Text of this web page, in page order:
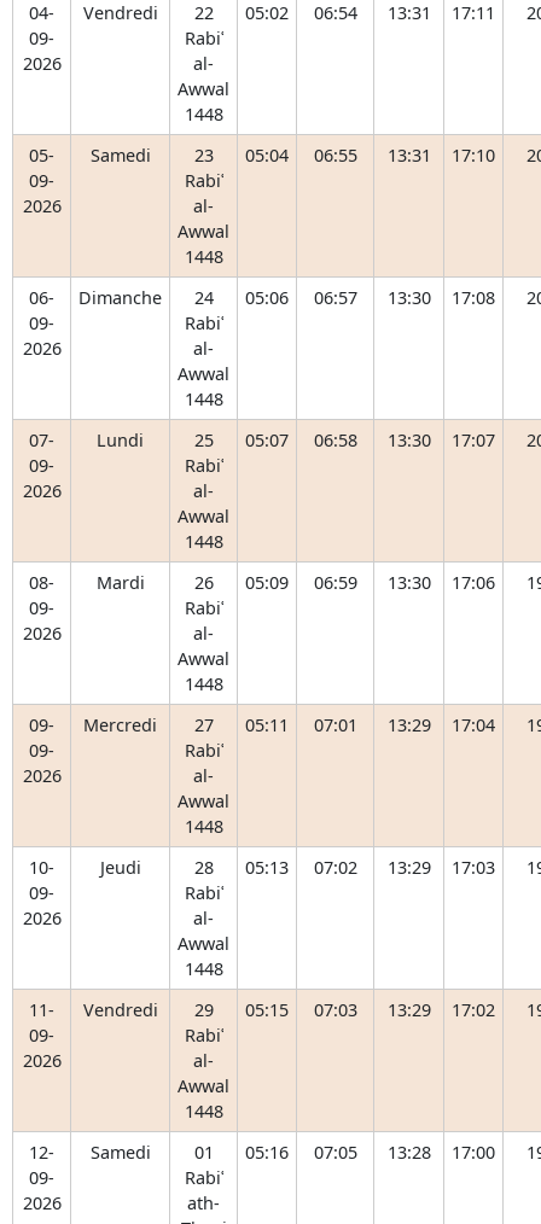
04-
09-
2026
Vendredi
22
Rabiʿ
al-
Awwal
1448
05:02 06:54 13:31 17:11
05-
09-
2026
Samedi
23
Rabiʿ
al-
Awwal
1448
05:04 06:55 13:31 17:10
06-
09-
2026
Dimanche
24
Rabiʿ
al-
Awwal
1448
05:06 06:57 13:30 17:08
07-
09-
2026
Lundi
25
Rabiʿ
al-
Awwal
1448
05:07 06:58 13:30 17:07
08-
09-
2026
Mardi
26
Rabiʿ
al-
Awwal
1448
05:09 06:59 13:30 17:06
09-
09-
2026
Mercredi
27
Rabiʿ
al-
Awwal
1448
05:11 07:01 13:29 17:04
10-
09-
2026
Jeudi
28
Rabiʿ
al-
Awwal
1448
05:13 07:02 13:29 17:03
11-
09-
2026
Vendredi
29
Rabiʿ
al-
Awwal
1448
05:15 07:03 13:29 17:02
12-
09-
2026
Samedi
01
Rabiʿ
ath-
05:16 07:05 13:28 17:00